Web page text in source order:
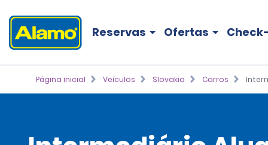
Reservas Ofertas
Página inicial Veículos Slovakia Carros